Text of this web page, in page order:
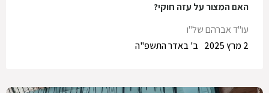
האם המצור על עזה חוקי?
עו"ד אברהם של"ו
ב' באדר התשפ"ה
2 מרץ 2025